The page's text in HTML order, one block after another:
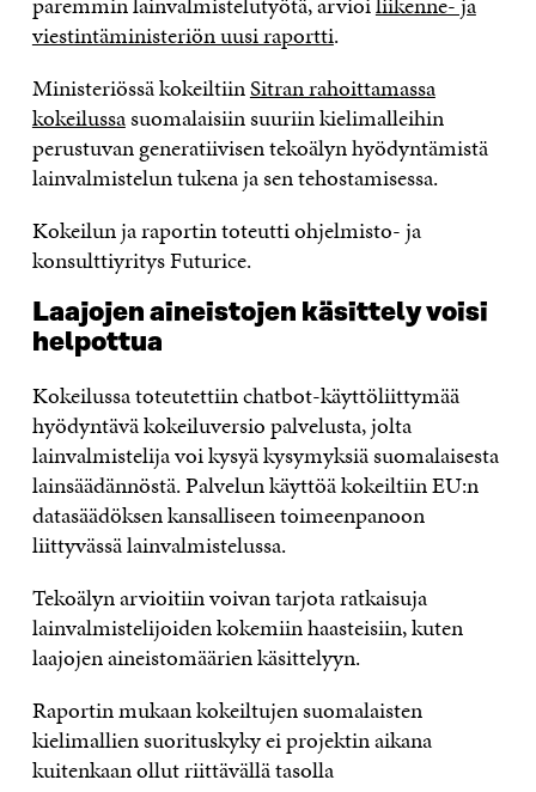
viestintäministeriön uusi raportti.
Ministeriössä kokeiltiinSitran rahoittamassa
kokeilussasuomalaisiin suuriin kielimalleihin
perustuvan generatiivisen tekoälyn hyödyntämistä
lainvalmistelun tukena ja sen tehostamisessa.
Kokeilun ja raportin toteutti ohjelmisto- ja
konsulttiyritys Futurice.
Laajojen aineistojen käsittely voisi
helpottua
Kokeilussa toteutettiin chatbot-käyttöliittymää
hyödyntävä kokeiluversio palvelusta, jolta
lainvalmistelija voi kysyä kysymyksiä suomalaisesta
lainsäädännöstä. Palvelun käyttöä kokeiltiin EU:n
datasäädöksen kansalliseen toimeenpanoon
liittyvässä lainvalmistelussa.
Tekoälyn arvioitiin voivan tarjota ratkaisuja
lainvalmistelijoiden kokemiin haasteisiin, kuten
laajojen aineistomäärien käsittelyyn.
Raportin mukaan kokeiltujen suomalaisten
kielimallien suorituskyky ei projektin aikana
kuitenkaan ollut riittävällä tasolla